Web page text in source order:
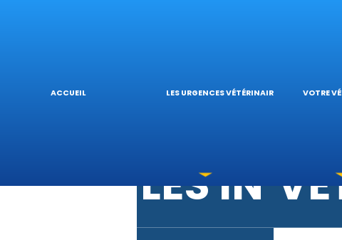
ACCUEIL LES URGENCES VÉTÉRINAIRES
LES
VOTRE